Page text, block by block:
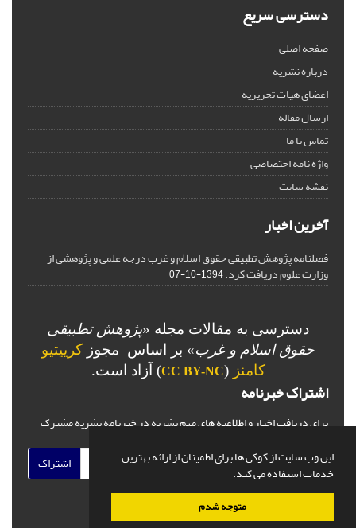
این وب سایت از کوکی ها برای اطمینان از ارائه بهترین
خدمات استفاده می کند.
متوجه شدم
دسترسی سریع
صفحه اصلی
درباره نشریه
اعضای هیات تحریریه
ارسال مقاله
تماس با ما
واژه نامه اختصاصی
نقشه سایت
آخرین اخبار
فصلنامه پژوهش تطبیقی حقوق اسلام و غرب درجه علمی و پژوهشی از
وزارت علوم دریافت کرد.1394-10-07
دسترسی به مقالات مجله «پژوهش تطبیقی
حقوق اسلام و غرب» بر اساس مجوز کرییتیو
کامنز (
CC BY-NC) آزاد است.
اشتراک خبرنامه
برای دریافت اخبار و اطلاعیه های مهم نشریه در خبرنامه نشریه مشترک
اشتراک